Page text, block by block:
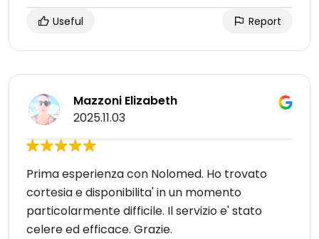
Useful Report
Mazzoni Elizabeth
2025.11.03
Prima esperienza con Nolomed. Ho trovato
cortesia e disponibilita' in un momento
particolarmente difficile. Il servizio e' stato
celere ed efficace. Grazie.